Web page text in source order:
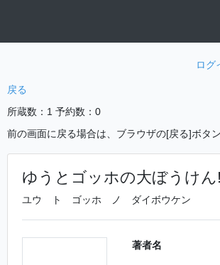
ログ
戻る
所蔵数：1 予約数：0
前の画面に戻る場合は、ブラウザの[戻る]ボタ
ゆうとゴッホの大ぼうけ
ユウ ト ゴッホ ノ ダイボウケン
著者名